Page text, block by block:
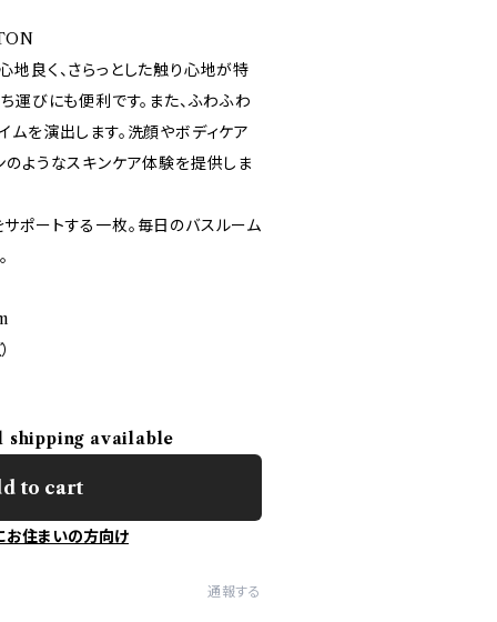
良く、さらっとした触り心地が特
運びにも便利です。また、ふわふわ
を演出します。洗顔やボディケア
ようなスキンケア体験を提供しま
ポートする一枚。毎日のバスルーム
available
to cart
お住まいの方向け
通報する